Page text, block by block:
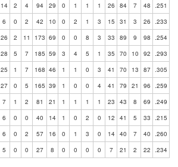
14 2 4 94 29 0 1 1 1 26 84 7 48 .251
6 0 2 42 10 0 2 1 3 15 31 3 26 .233
26 2 11 173 69 0 0 8 3 33 89 9 98 .254
28 5 7 185 59 3 4 5 1 35 70 10 92 .293
25 1 7 168 46 1 1 0 3 41 70 13 87 .305
27 0 5 165 39 1 0 0 4 41 79 21 96 .259
7 1 2 81 21 1 1 1 1 23 43 8 69 .249
6 0 0 40 14 1 0 2 0 12 41 5 33 .215
6 0 2 57 16 0 1 3 0 14 40 7 40 .260
5 0 0 27 8 0 0 0 0 7 21 2 22 .234